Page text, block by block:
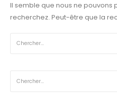
Il semble que nous ne pouvons
recherchez. Peut-être que la
CONTACTER SOLIDARITÉ UKRAINE
Email: